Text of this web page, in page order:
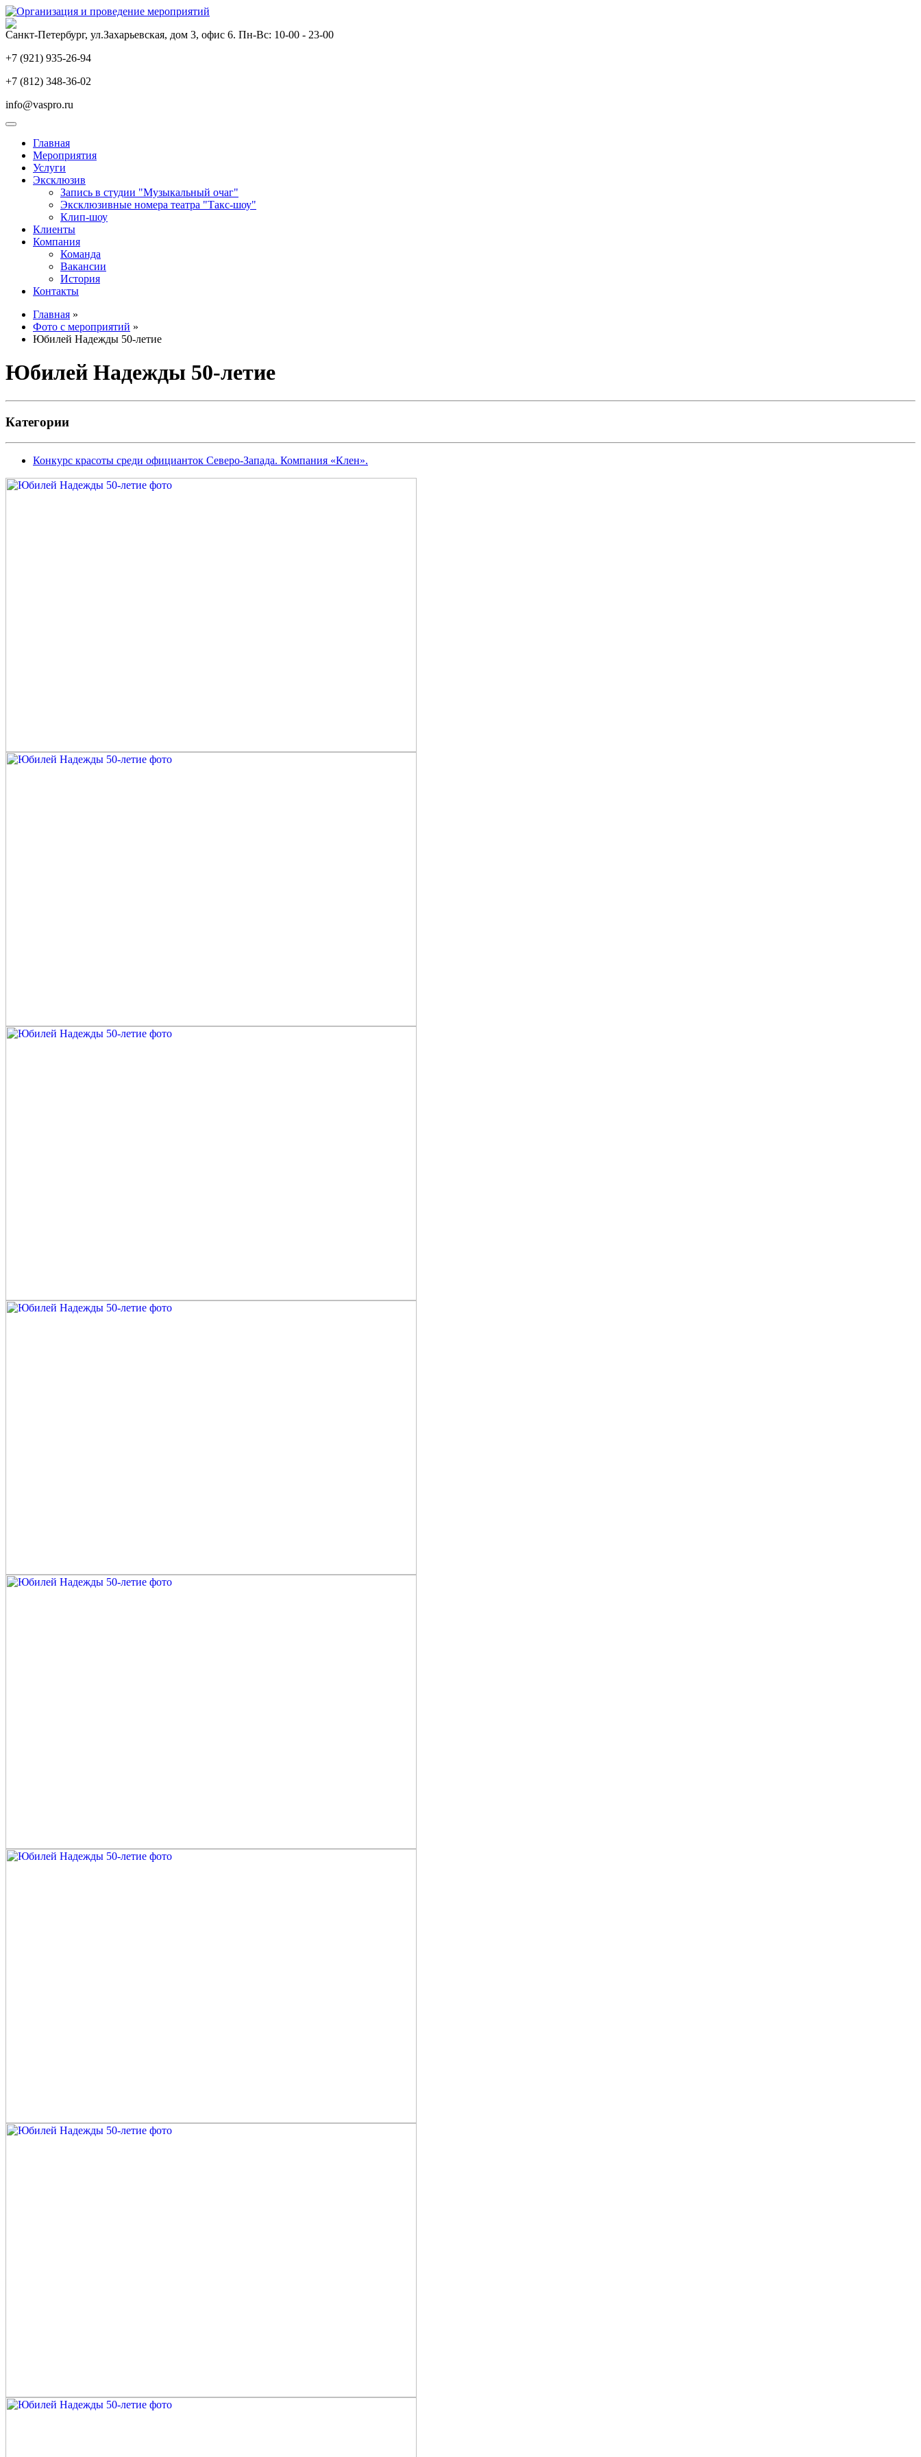
Санкт-Петербург, ул.Захарьевская, дом 3, офис 6. Пн-Вс: 10-00 - 23-00
+7 (921) 935-26-94
+7 (812) 348-36-02
info@vaspro.ru
Главная
Мероприятия
Услуги
Эксклюзив
Запись в студии "Музыкальный очаг"
Эксклюзивные номера театра "Такс-шоу"
Клип-шоу
Клиенты
Компания
Команда
Вакансии
История
Контакты
Главная »
Фото с мероприятий »
Юбилей Надежды 50-летие
Юбилей Надежды 50-летие
Категории
Конкурс красоты среди официанток Северо-Запада. Компания «Клен».